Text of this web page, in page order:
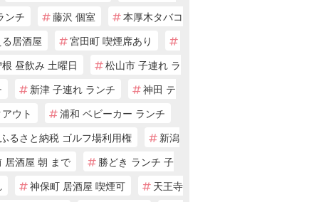
ンチ
藤沢 個室
本厚木タバコ
居酒屋
宮田町 喫煙席あり
昼飲み 土曜日
松山市 子連れ ラ
新津 子連れ ランチ
神田 テ
ウト
浦和 ベビーカー ランチ
ふるさと納税 ゴルフ場利用権
新潟
居酒屋 朝 まで
勝どき ランチ 子
神保町 居酒屋 喫煙可
天王寺